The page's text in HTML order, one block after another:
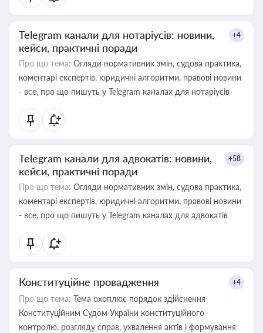
Telegram канали для нотаріусів: новини,
кейси, практичні поради
+4
Про що тема: Огляди нормативних змін, судова практика,
коментарі експертів, юридичні алгоритми, правові новини
- все, про що пишуть у Telegram каналах для нотаріусів
Telegram канали для адвокатів: новини,
кейси, практичні поради
+58
Про що тема: Огляди нормативних змін, судова практика,
коментарі експертів, юридичні алгоритми, правові новини
- все, про що пишуть у Telegram каналах для адвокатів
Конституційне провадження +4
Про що тема: Тема охоплює порядок здійснення
Конституційним Судом України конституційного
контролю, розгляду справ, ухвалення актів і формування